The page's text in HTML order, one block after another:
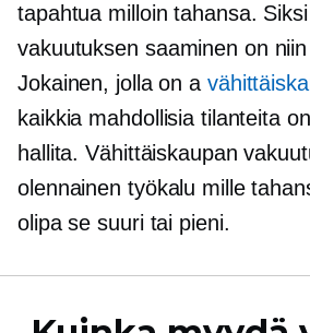
tapahtua milloin tahansa.
vakuutuksen saaminen on
Jokainen, jolla on a
kaikkia mahdollisia tilanteita
hallita. Vähittäiskaupan
olennainen työkalu mille
olipa se suuri tai pieni.